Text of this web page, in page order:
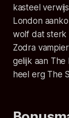
kasteel
London
wolf dat sterk
Zodra
gelijk aan The
heel erg The